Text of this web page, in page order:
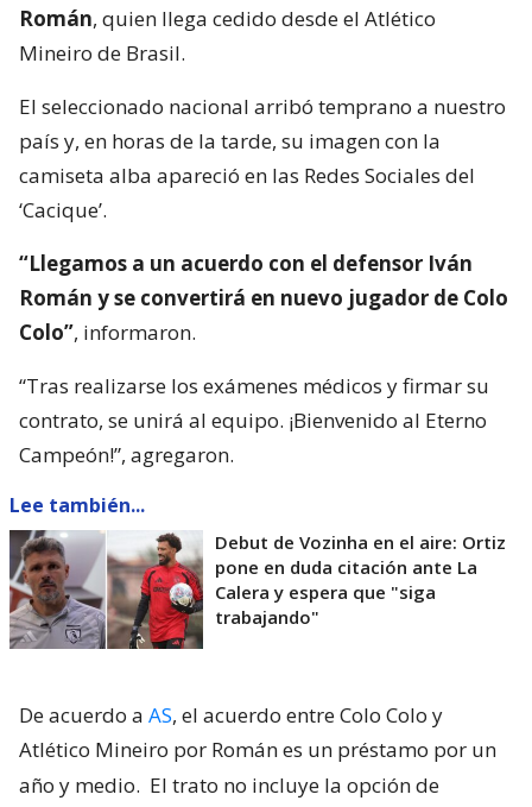
Román, quien llega cedido desde el Atlético
Mineiro de Brasil.
El seleccionado nacional arribó temprano a nuestro
país y, en horas de la tarde, su imagen con la
camiseta alba apareció en las Redes Sociales del
‘Cacique’.
“Llegamos a un acuerdo con el defensor Iván
Román y se convertirá en nuevo jugador de Colo
Colo”, informaron.
“Tras realizarse los exámenes médicos y firmar su
contrato, se unirá al equipo. ¡Bienvenido al Eterno
Campeón!”, agregaron.
Lee también...
Debut de Vozinha en el aire: Ortiz
pone en duda citación ante La
Calera y espera que "siga
trabajando"
De acuerdo a AS, el acuerdo entre Colo Colo y
Atlético Mineiro por Román es un préstamo por un
año y medio. El trato no incluye la opción de